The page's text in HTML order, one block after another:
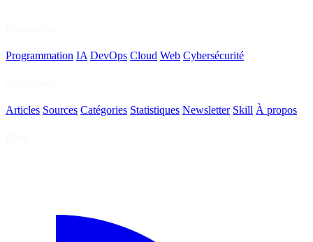
Programmation IA DevOps Cloud Web Cybersécurité
Articles Sources Catégories Statistiques Newsletter Skill À propos